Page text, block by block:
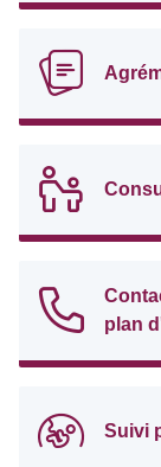
plan
Suivi